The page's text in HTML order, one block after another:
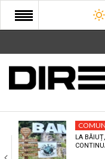
START
COMUNITATE
CULTURA
ECONOMIE
LA